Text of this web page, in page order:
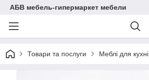
АБВ мебель-гипермаркет мебели
Товари та послуги Меблі для кухні